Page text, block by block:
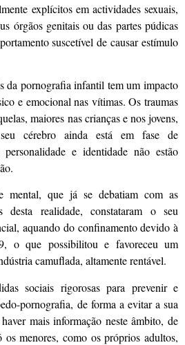
explícitos em actividades sexuais,
órgãos genitais ou das partes púdicas
suscetível de causar estímulo
da pornografia infantil tem um impacto
e emocional nas vítimas. Os traumas
maiores nas crianças e nos jovens,
cérebro ainda está em fase de
e identidade não estão
mental, que já se debatiam com as
desta realidade, constataram o seu
aquando do confinamento devido à
o que possibilitou e favoreceu um
camuflada, altamente rentável.
sociais rigorosas para prevenir e
pornografia, de forma a evitar a sua
mais informação neste âmbito, de
menores, como os próprios adultos,